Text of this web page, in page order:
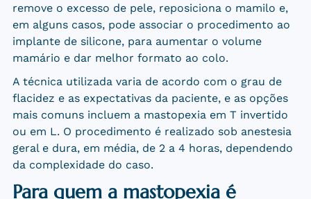
remove o excesso de pele, reposiciona o mamilo e,
em alguns casos, pode associar o procedimento ao
implante de silicone, para aumentar o volume
mamário e dar melhor formato ao colo.
A técnica utilizada varia de acordo com o grau de
flacidez e as expectativas da paciente, e as opções
mais comuns incluem a mastopexia em T invertido
ou em L. O procedimento é realizado sob anestesia
geral e dura, em média, de 2 a 4 horas, dependendo
da complexidade do caso.
Para quem a mastopexia é